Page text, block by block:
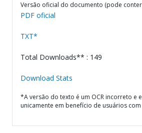
Versão oficial do documento (pode
PDF oficial
TXT*
Total Downloads** : 149
Download Stats
*A versão do texto é um OCR incorreto e
unicamente em benefício de usuários